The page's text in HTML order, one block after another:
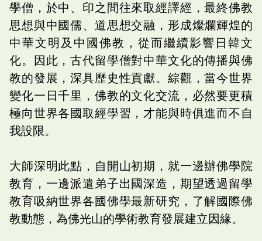
學僧，於中、印之間往來取經譯經，最終佛教
思想與中國儒、道思想交融，形成燦爛輝煌的
中華文明及中國佛教，從而繼續影響日韓文
化。因此，古代留學僧對中華文化的傳播與佛
教的發展，深具歷史性貢獻。綜觀，當今世界
變化一日千里，佛教的文化交流，必然要更積
極向世界各國取經學習，才能與時俱進而不自
我設限。
大師深明此點，自開山初期，就一邊辦佛學院
教育，一邊派遣弟子出國深造，期望透過留學
教育吸納世界各國佛學最新研究，了解國際佛
教動態，為佛光山的學術教育發展建立因緣。